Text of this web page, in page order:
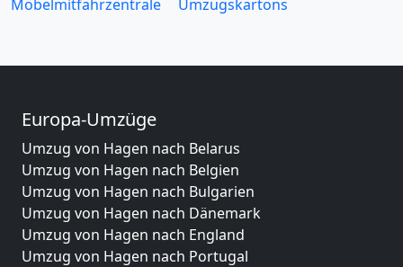
Möbelmitfahrzentrale
Umzugskartons
Europa-Umzüge
Umzug von Hagen nach Belarus
Umzug von Hagen nach Belgien
Umzug von Hagen nach Bulgarien
Umzug von Hagen nach Dänemark
Umzug von Hagen nach England
Umzug von Hagen nach Portugal